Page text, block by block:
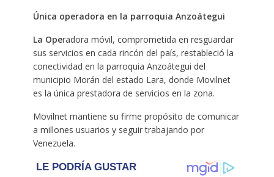
Única operadora en la parroquia Anzoátegui
La Operadora móvil, comprometida en resguardar
sus servicios en cada rincón del país, restableció la
conectividad en la parroquia Anzoátegui del
municipio Morán del estado Lara, donde Movilnet
es la única prestadora de servicios en la zona.
Movilnet mantiene su firme propósito de comunicar
a millones usuarios y seguir trabajando por
Venezuela.